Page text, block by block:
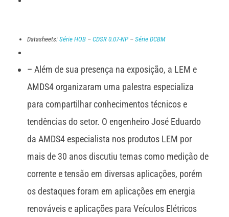
Datasheets: Série HOB–CDSR 0.07-NP– Série DCBM
– Além de sua presença na exposição, a LEM e
AMDS4 organizaram uma palestra especializa
para compartilhar conhecimentos técnicos e
tendências do setor. O engenheiro José Eduardo
da AMDS4 especialista nos produtos LEM por
mais de 30 anos discutiu temas como medição de
corrente e tensão em diversas aplicações, porém
os destaques foram em aplicações em energia
renováveis e aplicações para Veículos Elétricos